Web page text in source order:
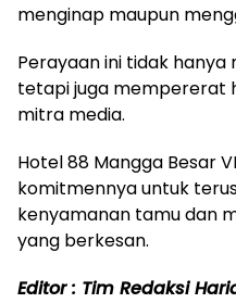
menginap maupun
Perayaan ini tidak hanya
tetapi juga mempererat
mitra media.
Hotel 88 Mangga Besar
komitmennya untuk
kenyamanan tamu dan
yang berkesan.
Editor : Tim Redaksi